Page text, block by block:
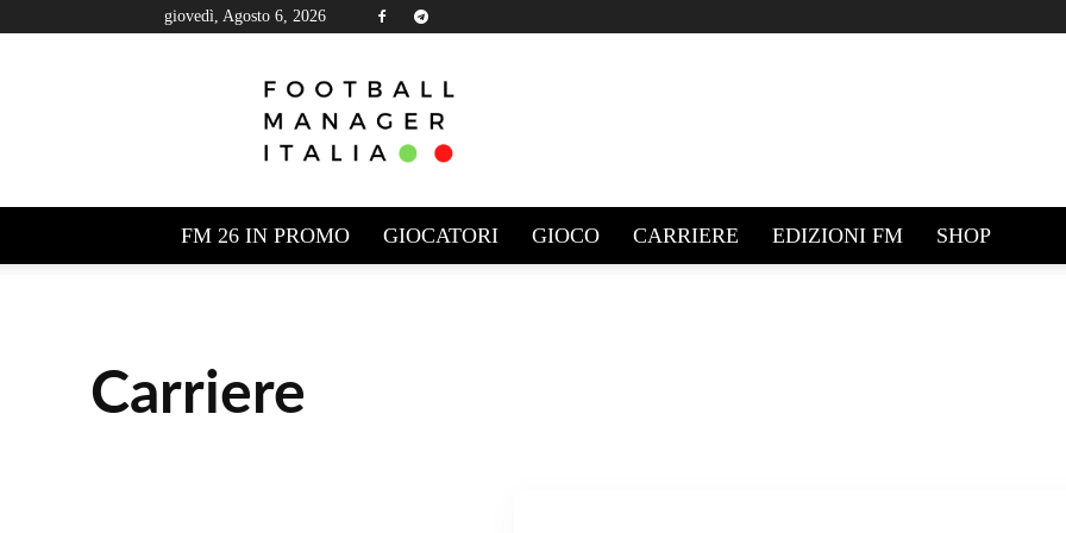
giovedì, Agosto 6, 2026
Football
Manager
Italia
FM 26 IN PROMO GIOCATORI GIOCO CARRIERE EDIZIONI FM SHOP
Carriere